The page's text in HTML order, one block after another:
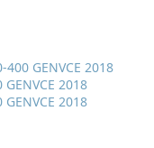
400 GENVCE 2018
2018
2018